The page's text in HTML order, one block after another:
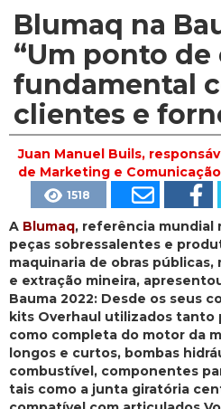
Blumaq na
“Um ponto
fundamental
clientes e
Juan Manuel Buils,
de Marketing e
1518
A Blumaq, referência
peças sobressalentes e
maquinaria de obras
e extração mineira,
Bauma 2022: Desde os seus
kits Overhaul utilizados tanto
como completa do motor da
longos e curtos, bombas
combustível, componentes
tais como a junta giratória